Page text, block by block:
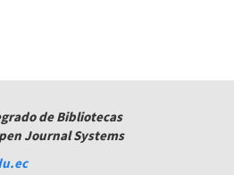
de Bibliotecas
Journal Systems